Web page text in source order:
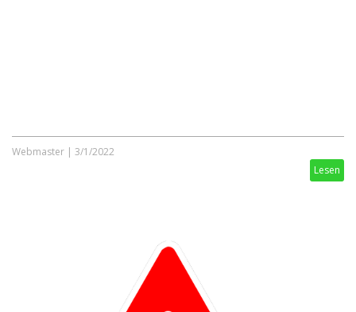
Webmaster | 3/1/2022
Lesen